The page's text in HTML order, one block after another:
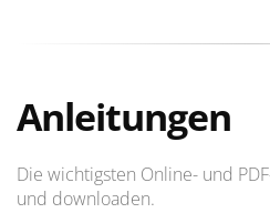
Anleitungen
Die wichtigsten Online- und
und downloaden.